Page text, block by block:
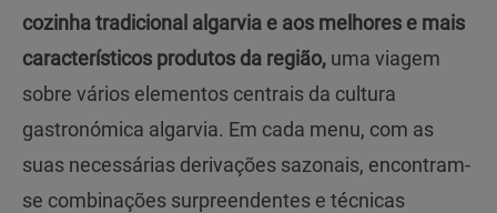
cozinha tradicional algarvia e aos melhores e mais
característicos produtos da região, uma viagem
sobre vários elementos centrais da cultura
gastronómica algarvia. Em cada menu, com as
suas necessárias derivações sazonais, encontram-
se combinações surpreendentes e técnicas